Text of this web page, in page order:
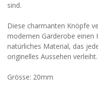
sind.
Diese charmanten Knöpfe
modernen Garderobe einen
natürliches Material, das
originelles Aussehen verleiht.
Grösse: 20mm